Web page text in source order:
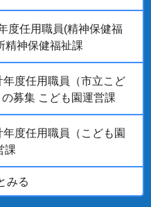
度任用職員(精神保健福
精神保健福祉課
度任用職員（市立こど
募集 こども園運営課
度任用職員（こども園
課
みる